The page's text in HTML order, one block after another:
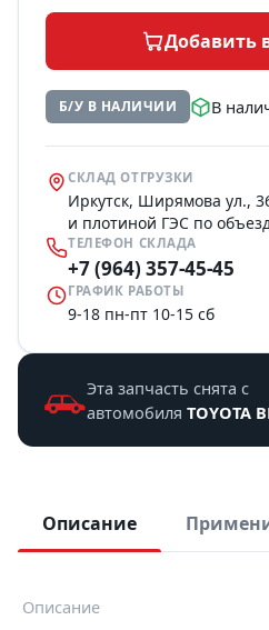
Добавить
Б/У В НАЛИЧИИ В
СКЛАД ОТГРУЗКИ
Иркутск, Ширямова ул.,
и плотиной ГЭС по
ТЕЛЕФОН СКЛАДА
+7 (964) 357-45-45
ГРАФИК РАБОТЫ
9-18 пн-пт 10-15 сб
Эта запчасть снята с
автомобиля TOYOTA
Описание
Описание